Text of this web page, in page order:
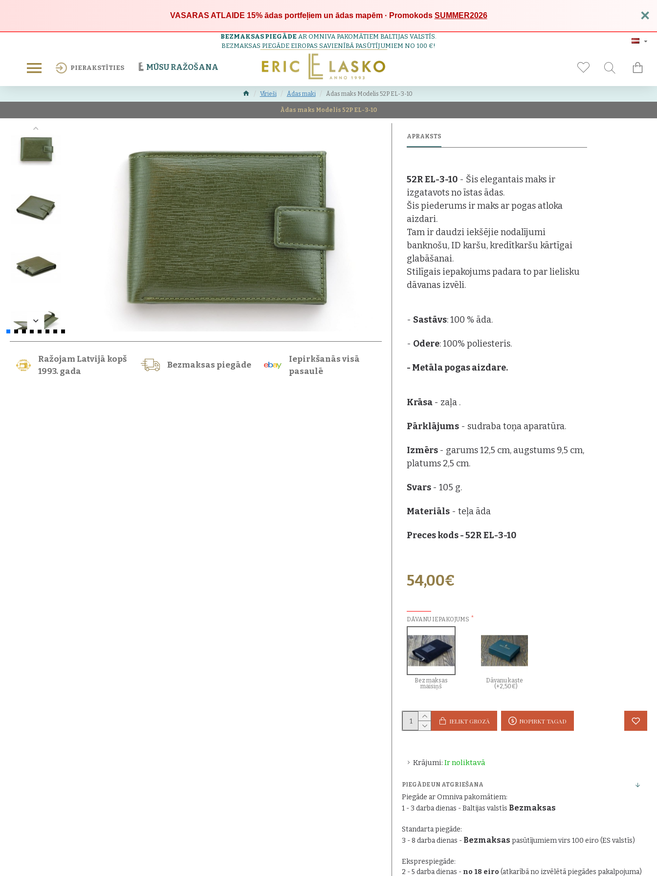
VASARAS ATLAIDE 15%ādas portfeļiem un ādas mapēm · Promokods SUMMER2026 ×
BEZMAKSAS PIEGĀDE AR OMNIVA PAKOMĀTIEM BALTIJAS VALSTĪS.
BEZMAKSAS PIEGĀDE EIROPAS SAVIENĪBĀ PASŪTĪJUMIEM NO 100 €!
PIERAKSTĪTIES MŪSU RAŽOŠANA
Vīrieši Ādas maki Ādas maks Modelis 52P EL-3-10
Ādas maks Modelis 52P EL-3-10
Ražojam Latvijā kopš
1993. gada
Bezmaksas piegāde
Iepirkšanās visā
pasaulē
APRAKSTS
52R EL-3-10 - Šis elegantais maks ir
izgatavots no īstas ādas.
Šis piederums ir maks ar pogas atloka
aizdari.
Tam ir daudzi iekšējie nodalījumi
banknošu, ID karšu, kredītkaršu kārtīgai
glabāšanai.
Stilīgais iepakojums padara to par lielisku
dāvanas izvēli.
- Sastāvs: 100 % āda.
- Odere: 100% poliesteris.
- Metāla pogas aizdare.
Krāsa - zaļa .
Pārklājums - sudraba toņa aparatūra.
Izmērs - garums 12,5 cm, augstums 9,5 cm,
platums 2,5 cm.
Svars - 105 g.
Materiāls - teļa āda
Preces kods - 52R EL-3-10
Krājumi: Ir noliktavā
54,00€
DĀVANU IEPAKOJUMS
Bez maksas
maisiņš
Dāvanu kaste
(+2,50€)
IELIKT GROZĀ NOPIRKT TAGAD
PIEGĀDE UN ATGRIEŠANA
Piegāde ar Omniva pakomātiem:
1 - 3 darba dienas - Baltijas valstīs Bezmaksas
Standarta piegāde:
3 - 8 darba dienas - Bezmaksas pasūtījumiem virs 100 eiro (ES valstīs)
Eksprespiegāde:
2 - 5 darba dienas - no 18 eiro (atkarībā no izvēlētā piegādes pakalpojuma)